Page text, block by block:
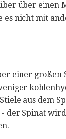
über einen
nicht mit
einer großen
aus dem
- der Spinat